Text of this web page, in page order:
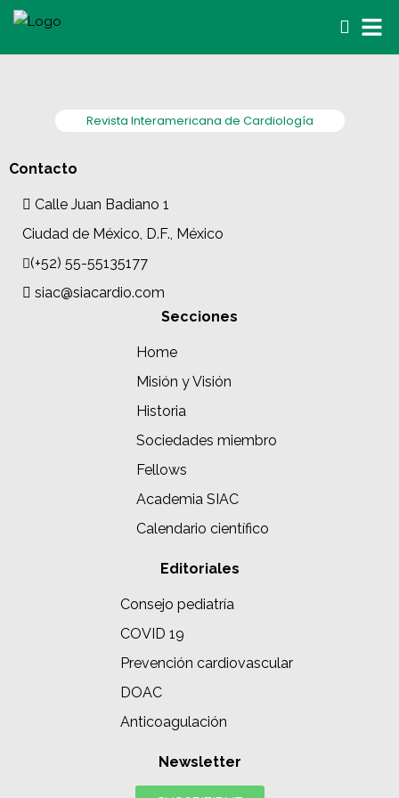
Revista Interamericana de Cardiología
Contacto
Calle Juan Badiano 1
Ciudad de México, D.F., México
(+52) 55-55135177
siac@siacardio.com
Secciones
Home
Misión y Visión
Historia
Sociedades miembro
Fellows
Academia SIAC
Calendario científico
Editoriales
Consejo pediatría
COVID 19
Prevención cardiovascular
DOAC
Anticoagulación
Newsletter